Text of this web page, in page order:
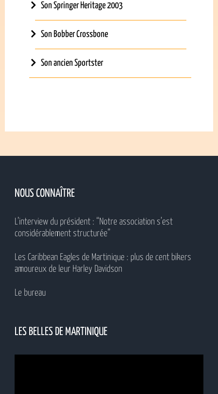
Son Springer Heritage 2003
Son Bobber Crossbone
Son ancien Sportster
NOUS CONNAÎTRE
L’interview du président : “Notre association s’est
considérablement structurée”
Les Caribbean Eagles de Martinique : plus de cent bikers
amoureux de leur Harley Davidson
Le bureau
LES BELLES DE MARTINIQUE